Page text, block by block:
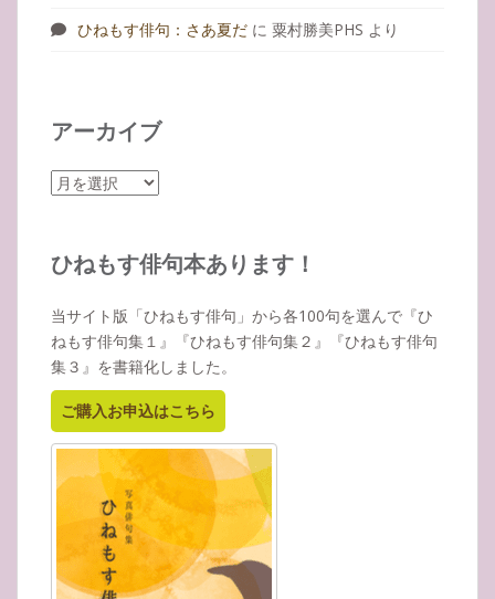
ひねもす俳句：さあ夏だ に 粟村勝美PHS より
アーカイブ
ア
イ
ひねもす俳句本あります！
当サイト版「ひねもす俳句」から各100句を選んで『ひ
ねもす俳句集１』『ひねもす俳句集２』『ひねもす俳句
集３』を書籍化しました。
ご購入お申込はこちら